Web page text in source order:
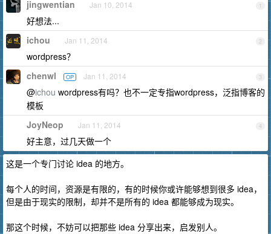
1
jingwentian Jan 10, 2014
好想法...
2
ichou Jan 11, 2014
wordpress？
3
chenwl OP Jan 11, 2014
@ichou wordpress有吗？也不一定专指wordpress，泛指博客的
模板
4
JoyNeop Jan 11, 2014
好主意，过几天做一个
这是一个专门讨论 idea 的地方。
每个人的时间，资源是有限的，有的时候你或许能够想到很多 idea，
但是由于现实的限制，却并不是所有的 idea 都能够成为现实。
那这个时候，不妨可以把那些 idea 分享出来，启发别人。